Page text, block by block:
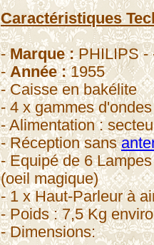
Caractéristiques
-Marque :PHILIPS
-Année :1955
- Caisse en bakélite
- 4 x gammes
- Alimentation :
- Réception sans
- Equipé de 6
(oeil magique)
- 1 x Haut-Parleur à
- Poids : 7,5 Kg
- Dimensions: